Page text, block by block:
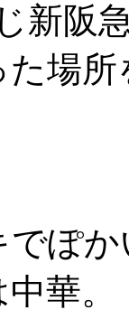
新阪
た場
ぽ
華。